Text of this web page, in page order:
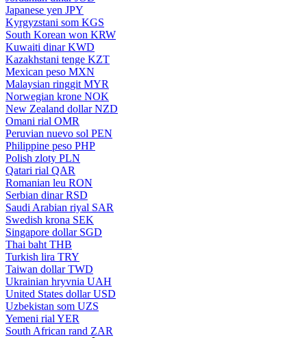
Japanese yen JPY
Kyrgyzstani som KGS
South Korean won KRW
Kuwaiti dinar KWD
Kazakhstani tenge KZT
Mexican peso MXN
Malaysian ringgit MYR
Norwegian krone NOK
New Zealand dollar NZD
Omani rial OMR
Peruvian nuevo sol PEN
Philippine peso PHP
Polish zloty PLN
Qatari rial QAR
Romanian leu RON
Serbian dinar RSD
Saudi Arabian riyal SAR
Swedish krona SEK
Singapore dollar SGD
Thai baht THB
Turkish lira TRY
Taiwan dollar TWD
Ukrainian hryvnia UAH
United States dollar USD
Uzbekistan som UZS
Yemeni rial YER
South African rand ZAR